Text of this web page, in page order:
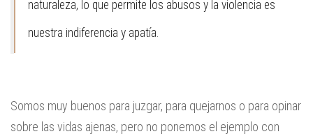
naturaleza, lo que permite los abusos y la violencia es
nuestra indiferencia y apatía.
Somos muy buenos para juzgar, para quejarnos o para opinar
sobre las vidas ajenas, pero no ponemos el ejemplo con